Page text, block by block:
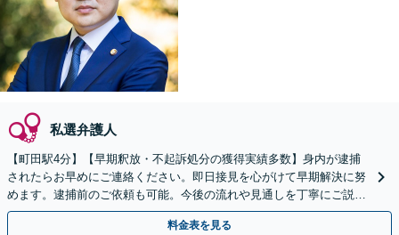
私選弁護人
【町田駅4分】【早期釈放・不起訴処分の獲得実績多数】身内が逮捕
されたらお早めにご連絡ください。即日接見を心がけて早期解決に努
めます。逮捕前のご依頼も可能。今後の流れや見通しを丁寧にご説明
します【初回相談無料】【夜間・休日相談可能】
料金表を見る